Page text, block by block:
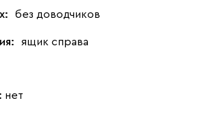
без доводчиков
ящик справа
нет